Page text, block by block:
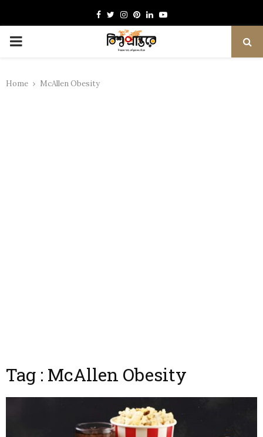
Facebook
TwitterInstagram
Pinterest
LinkedinYoutube
PRIMARY
Home McAllen Obesity
Tag : McAllen Obesity